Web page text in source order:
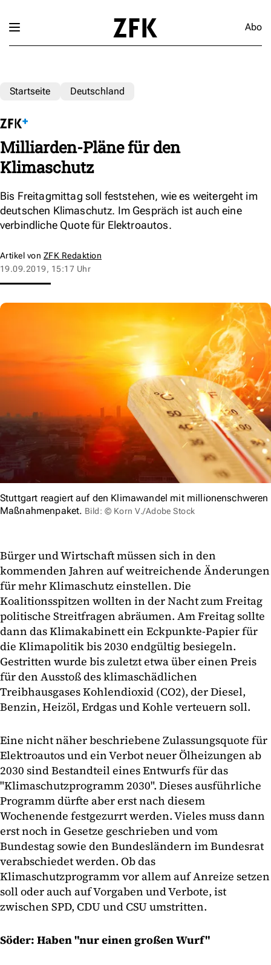
Abo
Startseite Deutschland
Milliarden-Pläne für den
Klimaschutz
Bis Freitagmittag soll feststehen, wie es weitergeht im
deutschen Klimaschutz. Im Gespräch ist auch eine
verbindliche Quote für Elektroautos.
Artikel von ZFK Redaktion
19.09.2019, 15:17 Uhr
Stuttgart reagiert auf den Klimawandel mit millionenschweren
Maßnahmenpaket. Bild: © Korn V./Adobe Stock
Bürger und Wirtschaft müssen sich in den
kommenden Jahren auf weitreichende Änderungen
für mehr Klimaschutz einstellen. Die
Koalitionsspitzen wollten in der Nacht zum Freitag
politische Streitfragen abräumen. Am Freitag sollte
dann das Klimakabinett ein Eckpunkte-Papier für
die Klimapolitik bis 2030 endgültig besiegeln.
Gestritten wurde bis zuletzt etwa über einen Preis
für den Ausstoß des klimaschädlichen
Treibhausgases Kohlendioxid (CO2), der Diesel,
Benzin, Heizöl, Erdgas und Kohle verteuern soll.
Eine nicht näher beschriebene Zulassungsquote für
Elektroautos und ein Verbot neuer Ölheizungen ab
2030 sind Bestandteil eines Entwurfs für das
"Klimaschutzprogramm 2030". Dieses ausführliche
Programm dürfte aber erst nach diesem
Wochenende festgezurrt werden. Vieles muss dann
erst noch in Gesetze geschrieben und vom
Bundestag sowie den Bundesländern im Bundesrat
verabschiedet werden. Ob das
Klimaschutzprogramm vor allem auf Anreize setzen
soll oder auch auf Vorgaben und Verbote, ist
zwischen SPD, CDU und CSU umstritten.
Söder: Haben "nur einen großen Wurf"